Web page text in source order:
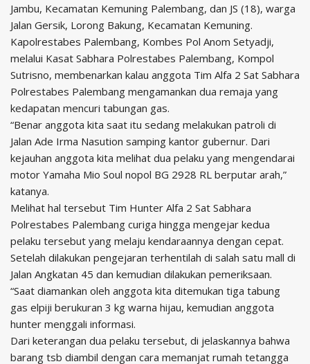
Jambu, Kecamatan Kemuning Palembang, dan JS (18), warga
Jalan Gersik, Lorong Bakung, Kecamatan Kemuning.
Kapolrestabes Palembang, Kombes Pol Anom Setyadji,
melalui Kasat Sabhara Polrestabes Palembang, Kompol
Sutrisno, membenarkan kalau anggota Tim Alfa 2 Sat Sabhara
Polrestabes Palembang mengamankan dua remaja yang
kedapatan mencuri tabungan gas.
“Benar anggota kita saat itu sedang melakukan patroli di
Jalan Ade Irma Nasution samping kantor gubernur. Dari
kejauhan anggota kita melihat dua pelaku yang mengendarai
motor Yamaha Mio Soul nopol BG 2928 RL berputar arah,”
katanya.
Melihat hal tersebut Tim Hunter Alfa 2 Sat Sabhara
Polrestabes Palembang curiga hingga mengejar kedua
pelaku tersebut yang melaju kendaraannya dengan cepat.
Setelah dilakukan pengejaran terhentilah di salah satu mall di
Jalan Angkatan 45 dan kemudian dilakukan pemeriksaan.
“Saat diamankan oleh anggota kita ditemukan tiga tabung
gas elpiji berukuran 3 kg warna hijau, kemudian anggota
hunter menggali informasi.
Dari keterangan dua pelaku tersebut, di jelaskannya bahwa
barang tsb diambil dengan cara memanjat rumah tetangga